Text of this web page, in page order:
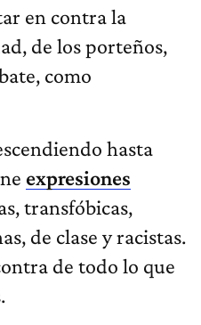
en contra la
de los porteños,
como
hasta
expresiones
transfóbicas,
de clase y racistas.
de todo lo que